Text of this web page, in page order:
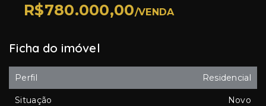
R$780.000,00/VENDA
Ficha do imóvel
Perfil Residencial
Situação Novo